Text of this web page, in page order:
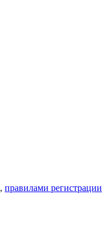
, правилами регистрации